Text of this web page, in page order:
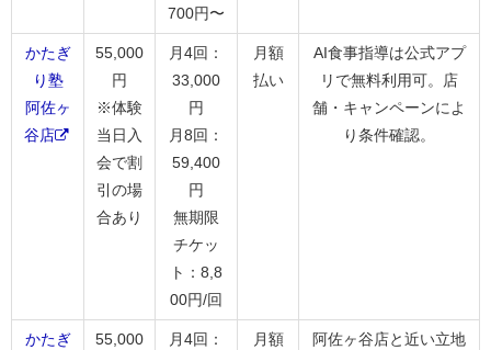
700円〜
かたぎ
り塾
阿佐ヶ
谷店
55,000
円
※体験
当日入
会で割
引の場
合あり
月4回：
33,000
円
月8回：
59,400
円
無期限
チケッ
ト：8,8
00円/回
月額
払い
AI食事指導は公式アプ
リで無料利用可。店
舗・キャンペーンによ
り条件確認。
かたぎ
55,000
月4回：
月額
阿佐ヶ谷店と近い立地